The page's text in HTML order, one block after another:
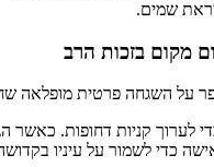
שמים.
מקום בזכות הרב
על השגחה פרטית
לערוך קניות דחופות.
כדי לשמור על עיניו